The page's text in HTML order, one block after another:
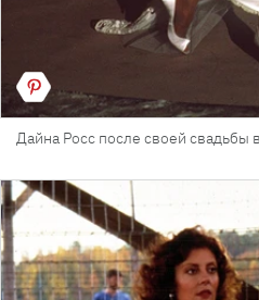
Дайна Росс после своей свадьбы